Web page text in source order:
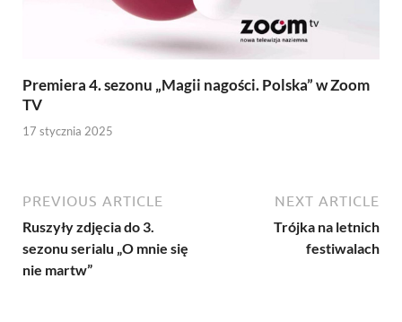
Premiera 4. sezonu „Magii nagości. Polska” w Zoom
TV
17 stycznia 2025
PREVIOUS ARTICLE
Ruszyły zdjęcia do 3.
sezonu serialu „O mnie się
nie martw”
NEXT ARTICLE
Trójka na letnich
festiwalach